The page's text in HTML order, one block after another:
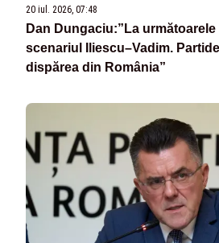
20 iul. 2026, 07:48
Dan Dungaciu:”La
scenariul Iliescu–Vadim.
dispărea din România”